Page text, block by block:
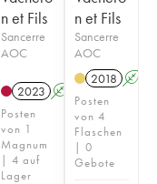
n et Fils
Sancerre
AOC
2023 A
Posten
von 1
Magnum
| 4 auf
Lager
n et Fils
Sancerre
AOC
2018 A
Posten
von 4
Flaschen
| 0
Gebote